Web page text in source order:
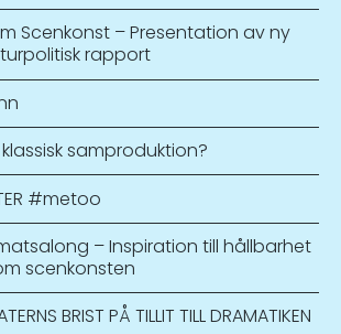
Scenkonst – Presentation av ny
rapport
klassisk samproduktion?
#metoo
– Inspiration till hållbarhet
scenkonsten
BRIST PÅ TILLIT TILL DRAMATIKEN